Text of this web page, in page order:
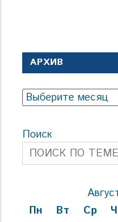
АРХИВ
Архив
Поиск
Пн
Вт Ср